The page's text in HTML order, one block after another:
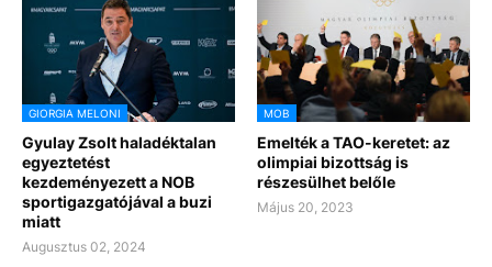
GIORGIA MELONI
Gyulay Zsolt haladéktalan
egyeztetést
kezdeményezett a NOB
sportigazgatójával a buzi
miatt
Augusztus 02, 2024
MOB
Emelték a TAO-keretet: az
olimpiai bizottság is
részesülhet belőle
Május 20, 2023